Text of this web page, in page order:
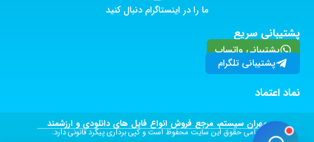
ما را در اینستاگرام دنبال کنید
پشتیبانی سریع
پشتیبانی واتساپ
پشتیبانی تلگرام
نماد اعتماد
مهران سیستم، مرجع فروش انواع فایل های دانلودی و ارزشمند
تمامی حقوق این سایت محفوظ است و کپی برداری پیگرد قانونی دارد.